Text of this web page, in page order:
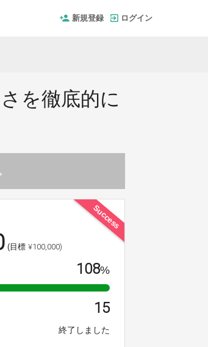
新規登録 ログイン
を徹底的に
Success
(目標 ¥100,000)
108%
15
終了しました